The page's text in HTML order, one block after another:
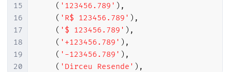
15
16
17
18
19
20
( '123456.789' ) ,
( 'R$ 123456.789' ) ,
( '$ 123456.789' ) ,
( '+123456.789' ) ,
( '-123456.789' ) ,
( 'Dirceu Resende' ) ,